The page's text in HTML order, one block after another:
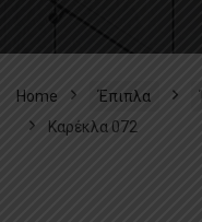
Home Έπιπλα
Καρέκλα 072